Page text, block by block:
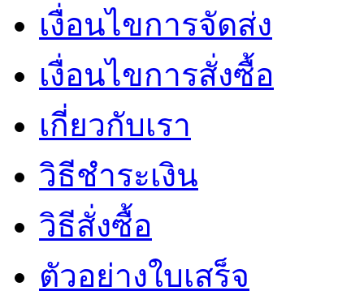
เงื่อนไขการจัดส่ง
เงื่อนไขการสั่งซื้อ
เกี่ยวกับเรา
วิธีชำระเงิน
วิธีสั่งซื้อ
ตัวอย่างใบเสร็จ